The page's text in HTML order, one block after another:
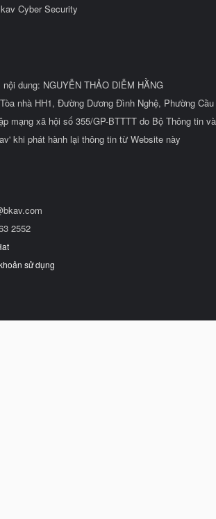
Cyber Security
dung: NGUYỄN THẢO DIỄM HẰNG
nhà HH1, Đường Dương Đình Nghệ, Phường
mạng xã hội số 355/GP-BTTTT do Bộ Thông tin
khi phát hành lại thông tin từ Website này
2552
sử dụng